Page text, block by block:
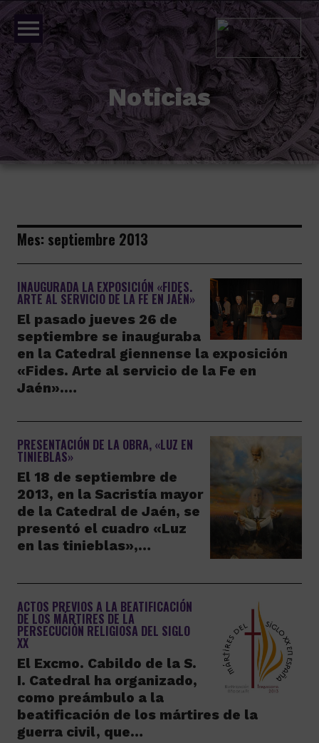
menu
Noticias
Mes: septiembre 2013
INAUGURADA LA EXPOSICIÓN «FIDES.
ARTE AL SERVICIO DE LA FE EN JAÉN»
El pasado jueves 26 de
septiembre se inauguraba
en la Catedral giennense la exposición
«Fides. Arte al servicio de la Fe en
Jaén».…
PRESENTACIÓN DE LA OBRA, «LUZ EN
TINIEBLAS»
El 18 de septiembre de
2013, en la Sacristía mayor
de la Catedral de Jaén, se
presentó el cuadro «Luz
en las tinieblas»,…
ACTOS PREVIOS A LA BEATIFICACIÓN
DE LOS MÁRTIRES DE LA
PERSECUCIÓN RELIGIOSA DEL SIGLO
XX
El Excmo. Cabildo de la S.
I. Catedral ha organizado,
como preámbulo a la
beatificación de los mártires de la
guerra civil, que…